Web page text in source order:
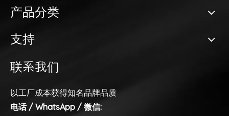
产品分类
支持
联系我们
以工厂成本获得知名品牌品质
电话 / WhatsApp / 微信: